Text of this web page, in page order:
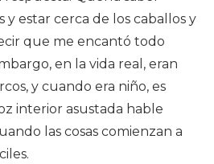
y estar cerca de los caballos y
que me encantó todo
en la vida real, eran
y cuando era niño, es
interior asustada hable
las cosas comienzan a